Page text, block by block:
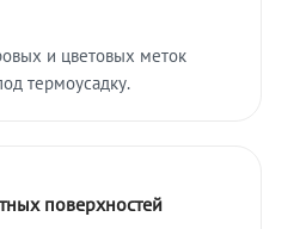
и цветовых меток
термоусадку.
поверхностей